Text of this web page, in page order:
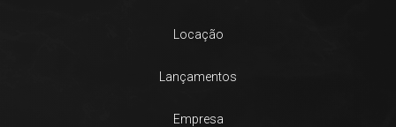
Locação
Lançamentos
Empresa